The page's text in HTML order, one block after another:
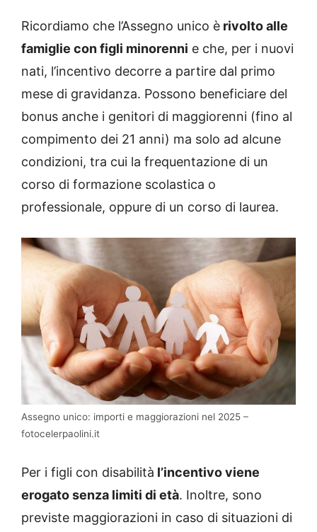
Ricordiamo che l’Assegno unico è rivolto alle
famiglie con figli minorenni e che, per i nuovi
nati, l’incentivo decorre a partire dal primo
mese di gravidanza. Possono beneficiare del
bonus anche i genitori di maggiorenni (fino al
compimento dei 21 anni) ma solo ad alcune
condizioni, tra cui la frequentazione di un
corso di formazione scolastica o
professionale, oppure di un corso di laurea.
Assegno unico: importi e maggiorazioni nel 2025 –
fotocelerpaolini.it
Per i figli con disabilità l’incentivo viene
erogato senza limiti di età. Inoltre, sono
previste maggiorazioni in caso di situazioni di